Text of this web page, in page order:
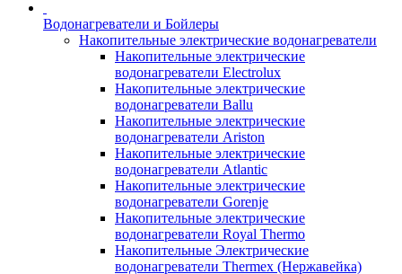
Водонагреватели и Бойлеры
Накопительные электрические водонагреватели
Накопительные электрические
водонагреватели Electrolux
Накопительные электрические
водонагреватели Ballu
Накопительные электрические
водонагреватели Ariston
Накопительные электрические
водонагреватели Atlantic
Накопительные электрические
водонагреватели Gorenje
Накопительные электрические
водонагреватели Royal Thermo
Накопительные Электрические
водонагреватели Thermex (Нержавейка)